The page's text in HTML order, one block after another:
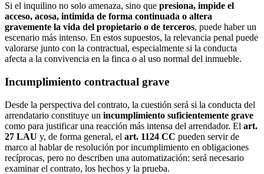
Si el inquilino no solo amenaza, sino que presiona, impide el
acceso, acosa, intimida de forma continuada o altera
gravemente la vida del propietario o de terceros, puede haber un
escenario más intenso. En estos supuestos, la relevancia penal puede
valorarse junto con la contractual, especialmente si la conducta
afecta a la convivencia en la finca o al uso normal del inmueble.
Incumplimiento contractual grave
Desde la perspectiva del contrato, la cuestión será si la conducta del
arrendatario constituye un incumplimiento suficientemente grave
como para justificar una reacción más intensa del arrendador. El art.
27 LAU y, de forma general, el art. 1124 CC pueden servir de
marco al hablar de resolución por incumplimiento en obligaciones
recíprocas, pero no describen una automatización: será necesario
examinar el contrato, los hechos y la prueba.